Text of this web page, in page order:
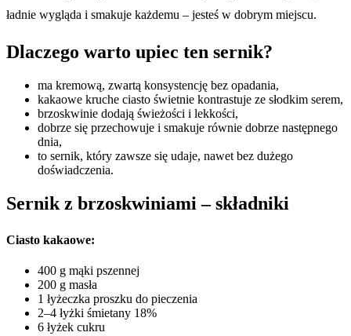
ładnie wygląda i smakuje każdemu – jesteś w dobrym miejscu.
Dlaczego warto upiec ten sernik?
ma kremową, zwartą konsystencję bez opadania,
kakaowe kruche ciasto świetnie kontrastuje ze słodkim serem,
brzoskwinie dodają świeżości i lekkości,
dobrze się przechowuje i smakuje równie dobrze następnego
dnia,
to sernik, który zawsze się udaje, nawet bez dużego
doświadczenia.
Sernik z brzoskwiniami – składniki
Ciasto kakaowe:
400 g mąki pszennej
200 g masła
1 łyżeczka proszku do pieczenia
2–4 łyżki śmietany 18%
6 łyżek cukru